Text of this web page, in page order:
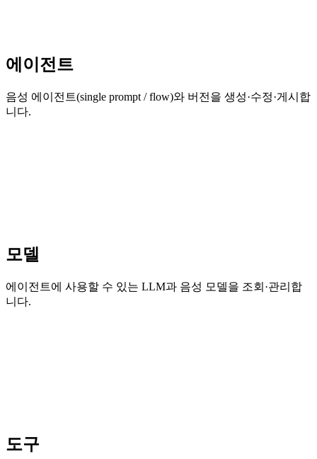
에이전트
음성 에이전트(single prompt / flow)와 버전을 생성·수정·게시합
니다.
모델
에이전트에 사용할 수 있는 LLM과 음성 모델을 조회·관리합
니다.
도구